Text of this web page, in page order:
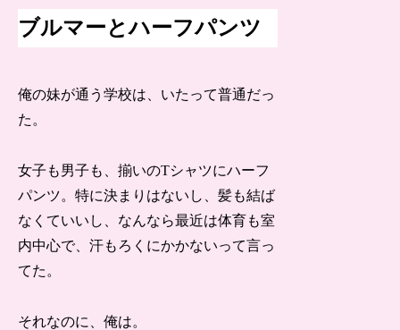
ブルマーとハーフパンツ
俺の妹が通う学校は、いたって普通だっ
た。
女子も男子も、揃いのTシャツにハーフ
パンツ。特に決まりはないし、髪も結ば
なくていいし、なんなら最近は体育も室
内中心で、汗もろくにかかないって言っ
てた。
それなのに、俺は。